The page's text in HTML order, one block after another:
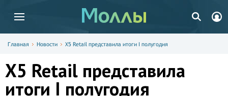
Главная Новости X5 Retail представила итоги I полугодия
X5 Retail представила
итоги I полугодия